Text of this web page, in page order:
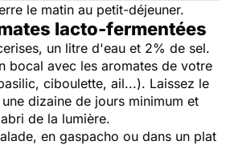
le matin au petit-déjeuner.
lacto-fermentées
un litre d'eau et 2% de sel.
bocal avec les aromates de votre
ciboulette, ail...). Laissez le
dizaine de jours minimum et
de la lumière.
en gaspacho ou dans un plat